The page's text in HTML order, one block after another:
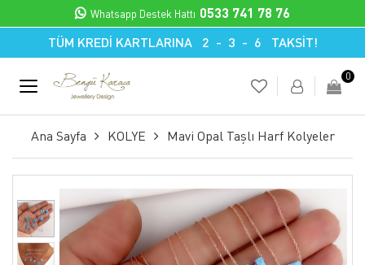
TÜM KREDİ KARTLARINA 2 - 3 - 6 TAKSİT!
Whatsapp Destek Hattı 0533 741 78 76
0
Ana Sayfa KOLYE Mavi Opal Taşlı Harf Kolyeler